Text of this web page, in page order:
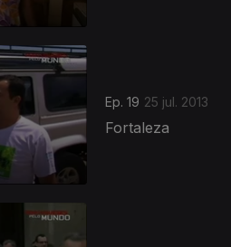
Ep. 19 25 jul. 2013
Fortaleza